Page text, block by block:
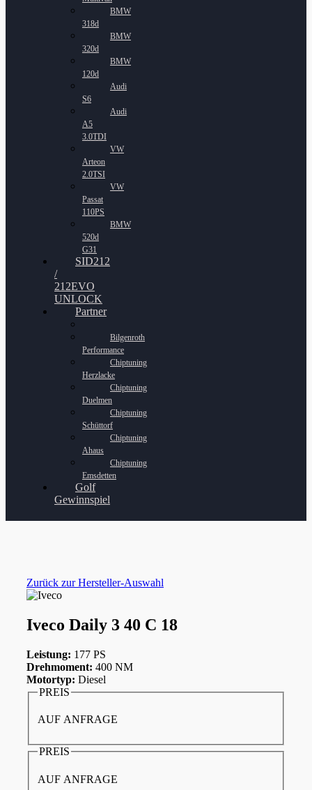
BMW
318d
BMW
320d
BMW
120d
Audi
S6
Audi
A5
3.0TDI
VW
Arteon
2.0TSI
VW
Passat
110PS
BMW
520d
G31
SID212
/
212EVO
UNLOCK
Partner
Bilgenroth
Performance
Chiptuning
Herzlacke
Chiptuning
Duelmen
Chiptuning
Schüttorf
Chiptuning
Ahaus
Chiptuning
Emsdetten
Golf
Gewinnspiel
Zurück zur Hersteller-Auswahl
Iveco Daily 3 40 C 18
Leistung: 177 PS
Drehmoment: 400 NM
Motortyp: Diesel
PREIS
AUF ANFRAGE
PREIS
AUF ANFRAGE